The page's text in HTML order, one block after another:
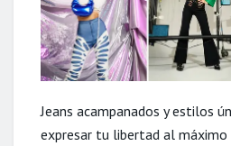
Jeans acampanados y estilos
expresar tu libertad al máximo